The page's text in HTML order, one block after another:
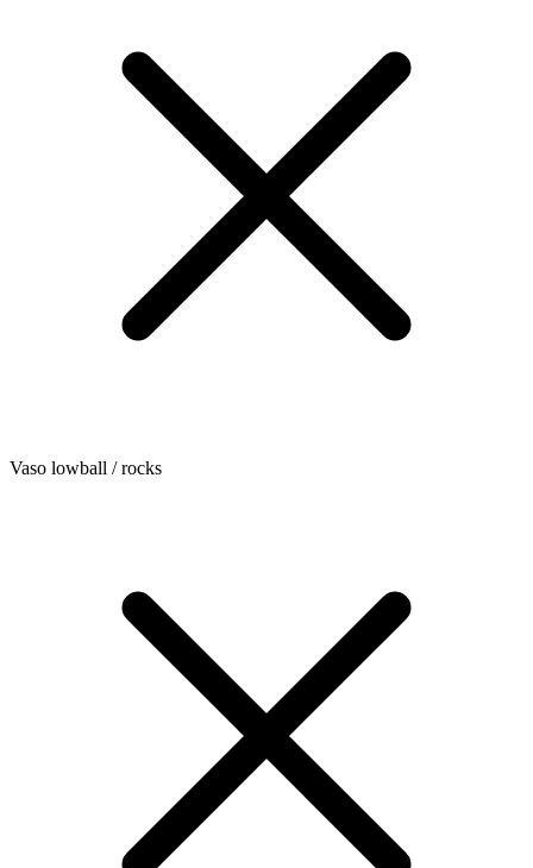
Vaso lowball / rocks